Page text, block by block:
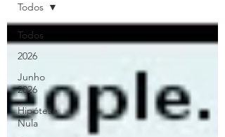
Todos
2026
Junho
2026
Hipótese
Nula
Todos